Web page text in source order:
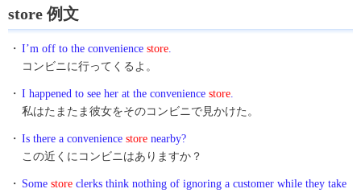
store 例文
・ I’m off to the convenience store.
コンビニに行ってくるよ。
・ I happened to see her at the convenience store.
私はたまたま彼女をそのコンビニで見かけた。
・ Is there a convenience store nearby?
この近くにコンビニはありますか？
・ Some store clerks think nothing of ignoring a customer while they take